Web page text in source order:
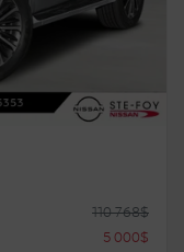
110 768$
5 000$